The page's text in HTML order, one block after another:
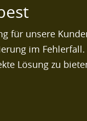
für unsere
im Fehlerfall.
Lösung zu